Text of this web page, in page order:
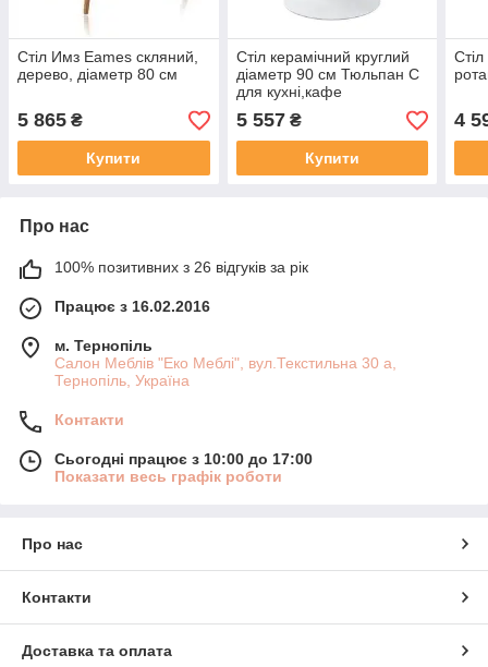
Стіл Имз Eames скляний,
дерево, діаметр 80 см
5 865 ₴
Купити
Стіл керамічний круглий
діаметр 90 см Тюльпан C
для кухні,кафе
5 557₴
Купити
4
Про нас
100% позитивних з 26 відгуків за рік
Працює з 16.02.2016
м. Тернопіль
Салон Меблів "Еко Меблі", вул.Текстильна 30 а,
Тернопіль, Україна
Контакти
Сьогодні працює з 10:00 до 17:00
Показати весь графік роботи
Про нас
Контакти
Доставка та оплата